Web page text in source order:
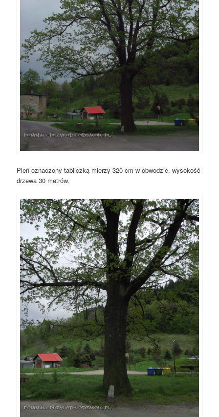
Pień oznaczony tabliczką mierzy 320 cm w obwodzie, wysokość
drzewa 30 metrów.